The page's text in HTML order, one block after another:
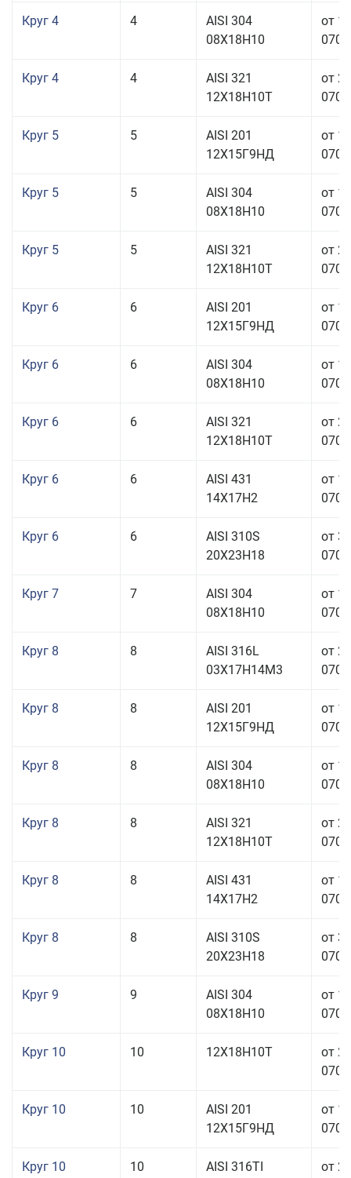
Круг 4 4
AISI 304
08Х18Н10
от
Круг 4 4
AISI 321
12Х18Н10Т
от
Круг 5 5
AISI 201
12Х15Г9НД
от
Круг 5 5
AISI 304
08Х18Н10
от
Круг 5 5
AISI 321
12Х18Н10Т
от
Круг 6 6
AISI 201
12Х15Г9НД
от
Круг 6 6
AISI 304
08Х18Н10
от
Круг 6 6
AISI 321
12Х18Н10Т
от
Круг 6 6
AISI 431
14Х17Н2
от
Круг 6 6
AISI 310S
20Х23Н18
от
Круг 7 7
AISI 304
08Х18Н10
от
Круг 8 8
AISI 316L
03Х17Н14М3
от
Круг 8 8
AISI 201
12Х15Г9НД
от
Круг 8 8
AISI 304
08Х18Н10
от
Круг 8 8
AISI 321
12Х18Н10Т
от
Круг 8 8
AISI 431
14Х17Н2
от
Круг 8 8
AISI 310S
20Х23Н18
от
Круг 9 9
AISI 304
08Х18Н10
от
Круг 10 10 12Х18Н10Т
от
Круг 10 10
AISI 201
12Х15Г9НД
от
Круг 10 10 AISI 316TI от